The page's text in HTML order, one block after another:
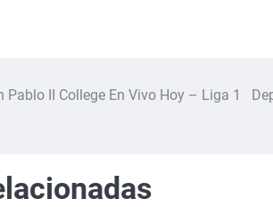
II College En Vivo Hoy – Liga 1